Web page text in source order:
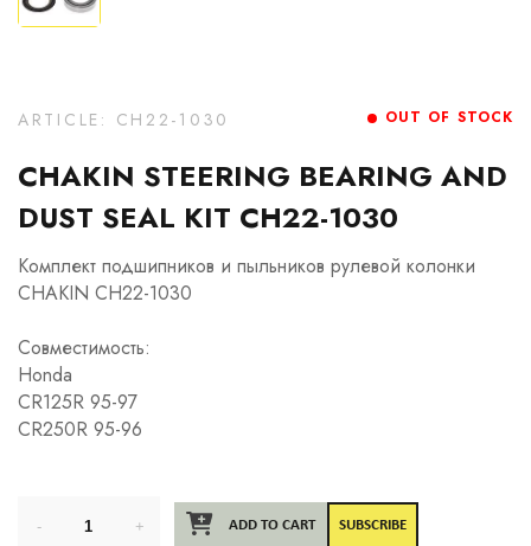
ARTICLE: CH22-1030
CHAKIN STEERING BEARING AND
DUST SEAL KIT CH22-1030
Комплект подшипников и пыльников рулевой колонки
CHAKIN CH22-1030
Совместимость:
Honda
CR125R 95-97
CR250R 95-96
OUT OF STOCK
ADD TO CART SUBSCRIBE